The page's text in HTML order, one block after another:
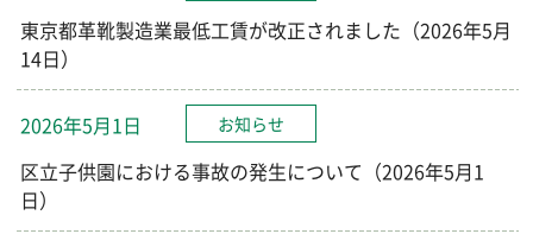
東京都革靴製造業最低工賃が改正されました（2026年5月
14日）
2026年5月1日 お知らせ
区立子供園における事故の発生について（2026年5月1
日）